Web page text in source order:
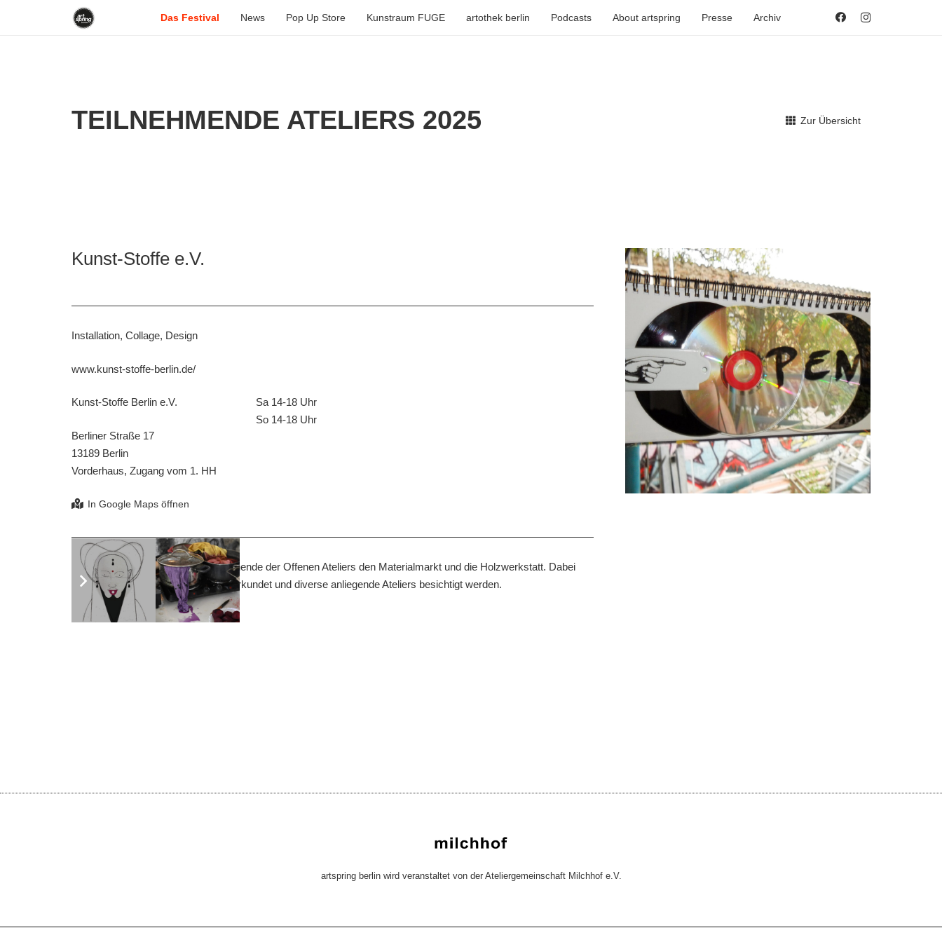
Das Festival News Pop Up Store Kunstraum FUGE artothek berlin Podcasts About artspring Presse Archiv
TEILNEHMENDE ATELIERS 2025 Zur Übersicht
Kunst-Stoffe e.V.
Installation, Collage, Design
www.kunst-stoffe-berlin.de/
Kunst-Stoffe Berlin e.V.
Berliner Straße 17
13189 Berlin
Vorderhaus, Zugang vom 1. HH
Sa 14-18 Uhr
So 14-18 Uhr
Kunst-Stoffe e.V. öffnet zum Wochenende der Offenen Ateliers den Materialmarkt und die Holzwerkstatt. Dabei
können das wechselnde Sortiment erkundet und diverse anliegende Ateliers besichtigt werden.
artspring berlin wird veranstaltet von der Ateliergemeinschaft Milchhof e.V.